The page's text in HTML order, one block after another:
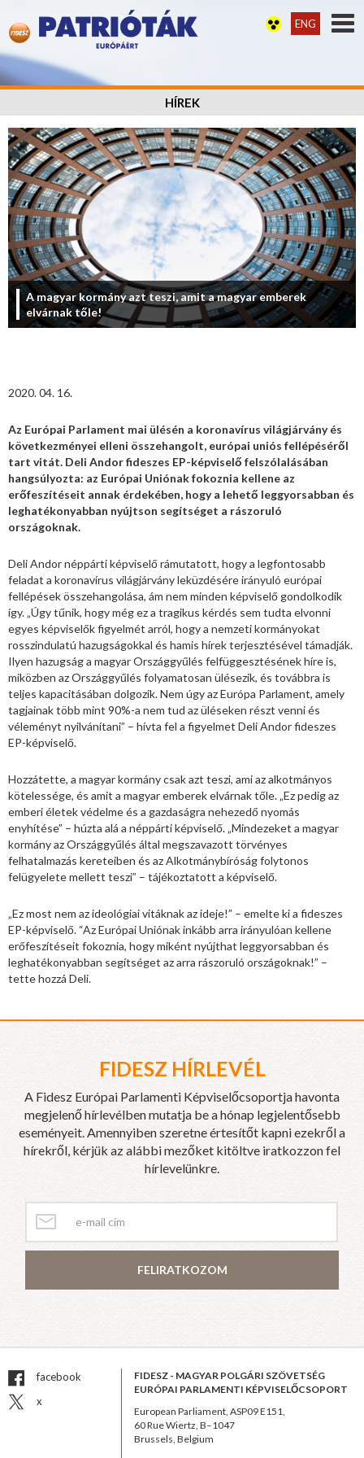
ENG
HÍREK
A magyar kormány azt teszi, amit a magyar emberek
elvárnak tőle!
2020. 04. 16.
Az Európai Parlament mai ülésén a koronavírus világjárvány és
következményei elleni összehangolt, európai uniós fellépéséről
tart vitát. Deli Andor fideszes EP-képviselő felszólalásában
hangsúlyozta: az Európai Uniónak fokoznia kellene az
erőfeszítéseit annak érdekében, hogy a lehető leggyorsabban és
leghatékonyabban nyújtson segítséget a rászoruló
országoknak.
Deli Andor néppárti képviselő rámutatott, hogy a legfontosabb
feladat a koronavírus világjárvány leküzdésére irányuló európai
fellépések összehangolása, ám nem minden képviselő gondolkodik
így. „Úgy tűnik, hogy még ez a tragikus kérdés sem tudta elvonni
egyes képviselők figyelmét arról, hogy a nemzeti kormányokat
rosszindulatú hazugságokkal és hamis hírek terjesztésével támadják.
Ilyen hazugság a magyar Országgyűlés felfüggesztésének híre is,
miközben az Országgyűlés folyamatosan ülésezik, és továbbra is
teljes kapacitásában dolgozik. Nem úgy az Európa Parlament, amely
tagjainak több mint 90%-a nem tud az üléseken részt venni és
véleményt nyilvánítani” – hívta fel a figyelmet Deli Andor fideszes
EP-képviselő.
Hozzátette, a magyar kormány csak azt teszi, ami az alkotmányos
kötelessége, és amit a magyar emberek elvárnak tőle. „Ez pedig az
emberi életek védelme és a gazdaságra nehezedő nyomás
enyhítése” – húzta alá a néppárti képviselő. „Mindezeket a magyar
kormány az Országgyűlés által megszavazott törvényes
felhatalmazás kereteiben és az Alkotmánybíróság folytonos
felügyelete mellett teszi” – tájékoztatott a képviselő.
„Ez most nem az ideológiai vitáknak az ideje!” – emelte ki a fideszes
EP-képviselő. “Az Európai Uniónak inkább arra irányulóan kellene
erőfeszítéseit fokoznia, hogy miként nyújthat leggyorsabban és
leghatékonyabban segítséget az arra rászoruló országoknak!” –
tette hozzá Deli.
FIDESZ HÍRLEVÉL
A Fidesz Európai Parlamenti Képviselőcsoportja havonta
megjelenő hírlevélben mutatja be a hónap legjelentősebb
eseményeit. Amennyiben szeretne értesítőt kapni ezekről a
hírekről, kérjük az alábbi mezőket kitöltve iratkozzon fel
hírlevelünkre.
FELIRATKOZOM
facebook
x
FIDESZ - MAGYAR POLGÁRI SZÖVETSÉG
EURÓPAI PARLAMENTI KÉPVISELŐCSOPORT
European Parliament, ASP09 E151,
60 Rue Wiertz, B–1047
Brussels, Belgium